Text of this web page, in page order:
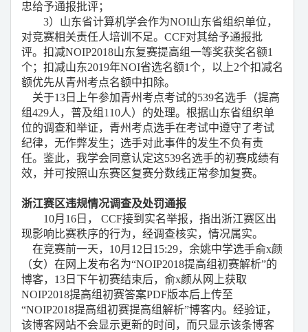
忠给予通报批评；
3）山东省计算机学会作为NOI山东省组织单位，
对竞赛相关责任人培训不足。 CCF对其给予通报批
评。扣减NOIP2018山东复赛提高组一等奖获奖名额1
个；扣减山东2019年NOI省选名额1个，以上2个扣减名
额优先从青州考点名额中扣除。
关于13 日上午参加青州考点考试的539名选手（提高
组429人，普及组 110人）的处理。根据山东省组织单
位的调查和举证，青州考点选手在考试中遵守了考试
纪律，无作弊发生；选手对此事件的发生不负有责
任。鉴此，我学会同意认定这539名选手的初赛成绩有
效，并可按照山东赛区复赛分数线正常参加复赛。
浙江赛区违规情况调查及处罚通报
10月 16 日， CCF接到实名举报，指出浙江赛区出
现影响比赛秩序的行为，经调查核实，情况属实。
在竞赛前一天， 10月 12 日 15:29，余姚中学选手俞x颜
（女）在网上发布名为“NOIP2018提高组初赛解析”的
博客， 13 日下午初赛结束后，俞x颜从网上获取
NOIP2018提高组初赛答案PDF版本后上传至
“NOIP2018提高组初赛提高组解析”博客内。经验证，
该博客网站不会显示更新的时间，而只显示该条博客